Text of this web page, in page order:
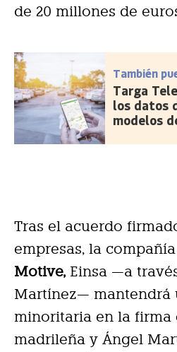
de 20 millones de
También
Targa
los datos
modelos
Tras el acuerdo
empresas, la
Motive,Einsa —a
Martínez— mantendrá
minoritaria en la firma
madrileña y Ángel